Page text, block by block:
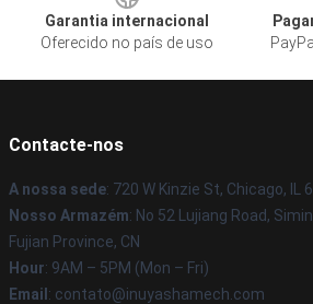
Garantia internacional
Oferecido no país de uso
Contacte-nos
A nossa sede: 720 W Kinzie St, Chicago, IL
Nosso Armazém: No 52 Lujiang Road,
Fujian Province, CN
Hour: 9AM – 5PM (Mon – Fri)
Email : contato@inuyashamech.com